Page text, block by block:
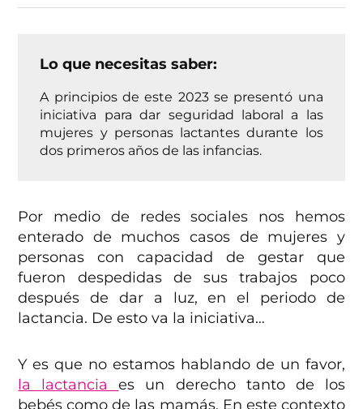
Lo que necesitas saber:
A principios de este 2023 se presentó una
iniciativa para dar seguridad laboral a las
mujeres y personas lactantes durante los
dos primeros años de las infancias.
Por medio de redes sociales nos hemos
enterado de muchos casos de mujeres y
personas con capacidad de gestar que
fueron despedidas de sus trabajos poco
después de dar a luz, en el periodo de
lactancia. De esto va la iniciativa…
Y es que no estamos hablando de un favor,
la lactanciaes un derecho tanto de los
bebés como de las mamás. En este contexto